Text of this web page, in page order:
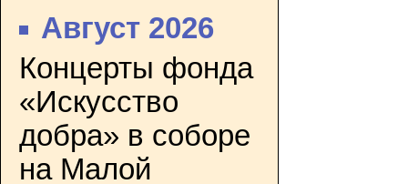
Август 2026
Концерты фонда
«Искусство
добра» в соборе
на Малой